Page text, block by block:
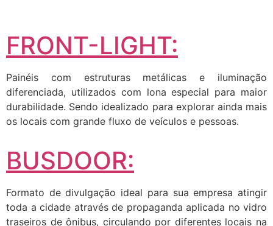
FRONT-LIGHT:
Painéis com estruturas metálicas e iluminação
diferenciada, utilizados com lona especial para maior
durabilidade. Sendo idealizado para explorar ainda mais
os locais com grande fluxo de veículos e pessoas.
BUSDOOR:
Formato de divulgação ideal para sua empresa atingir
toda a cidade através de propaganda aplicada no vidro
traseiros de ônibus, circulando por diferentes locais na